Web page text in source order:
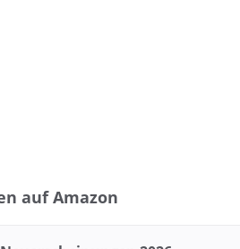
auf Amazon